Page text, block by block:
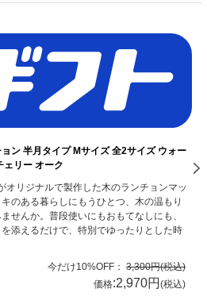
ン 半月タイプ Mサイズ 全2サイズ ウォー
ェリー オーク
オリジナルで製作した木のランチョンマッ
キのある暮らしにもうひとつ、木の温もり
せんか。普段使いにもおもてなしにも、
添えるだけで、特別でゆったりとした時
今だけ10%OFF： 3,300円(税込)
価格:2,970円 (税込)